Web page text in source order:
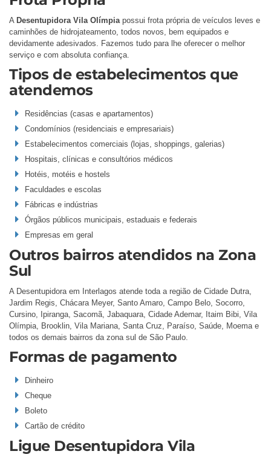
A Desentupidora Vila Olímpia possui frota própria de veículos leves e
caminhões de hidrojateamento, todos novos, bem equipados e
devidamente adesivados. Fazemos tudo para lhe oferecer o melhor
serviço e com absoluta confiança.
Tipos de estabelecimentos que
atendemos
Residências (casas e apartamentos)
Condomínios (residenciais e empresariais)
Estabelecimentos comerciais (lojas, shoppings, galerias)
Hospitais, clínicas e consultórios médicos
Hotéis, motéis e hostels
Faculdades e escolas
Fábricas e indústrias
Órgãos públicos municipais, estaduais e federais
Empresas em geral
Outros bairros atendidos na Zona
Sul
A Desentupidora em Interlagos atende toda a região de Cidade Dutra,
Jardim Regis, Chácara Meyer, Santo Amaro, Campo Belo, Socorro,
Cursino, Ipiranga, Sacomã, Jabaquara, Cidade Ademar, Itaim Bibi, Vila
Olímpia, Brooklin, Vila Mariana, Santa Cruz, Paraíso, Saúde, Moema e
todos os demais bairros da zona sul de São Paulo.
Formas de pagamento
Dinheiro
Cheque
Boleto
Cartão de crédito
Ligue Desentupidora Vila